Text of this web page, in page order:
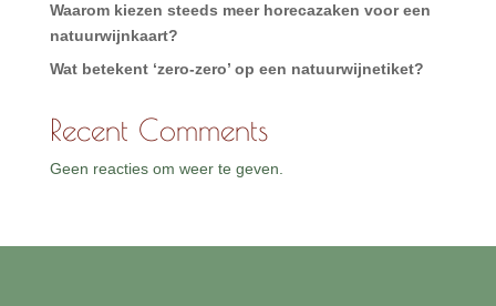
Waarom kiezen steeds meer horecazaken voor een
natuurwijnkaart?
Wat betekent ‘zero-zero’ op een natuurwijnetiket?
Recent Comments
Geen reacties om weer te geven.